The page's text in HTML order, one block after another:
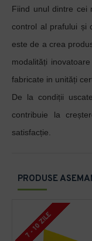
PRODUSE
7 - 10 ZILE
Fiind unul dintre cei
control al prafului și
este de a crea
modalități
fabricate in unități
De la condiții
contribuie la
satisfacție.